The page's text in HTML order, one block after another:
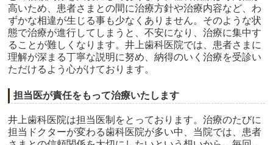
高いため、患者さまとの間に治療方針や治療内容など、わ
ずかな相違が生じる事も少なくありません。そのような状
態で治療が進行してしまうと、不安になり、治療に集中す
ることが難しくなります。井上歯科医院では、患者さまに
理解が深まる丁寧な説明に努め、納得のいく治療を受診い
ただけるよう心がけております。
担当医が責任をもって治療いたします
井上歯科医院は担当医制をとっております。治療のたびに
担当ドクターが変わる歯科医院が多い中、当院では、患者